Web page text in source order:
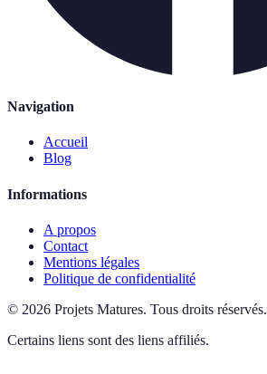
Navigation
Accueil
Blog
Informations
A propos
Contact
Mentions légales
Politique de confidentialité
© 2026 Projets Matures. Tous droits réservés.
Certains liens sont des liens affiliés.